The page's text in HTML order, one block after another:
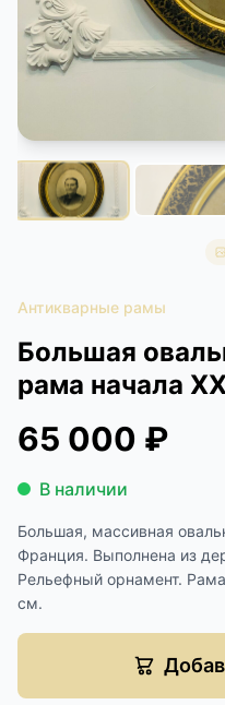
КОНТАКТЫ
ДОСТАВКА И
Антикварные рамы
Большая
рама начала
65 000 ₽
В наличии
Большая, массивная
Франция. Выполнена из
Рельефный орнамент.
см.